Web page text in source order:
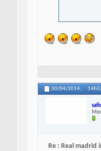
30/04/2014,
Re : Real madrid